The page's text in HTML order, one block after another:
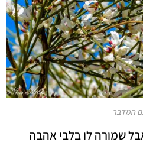
המדבר
שמורה לו בלבי אהבה